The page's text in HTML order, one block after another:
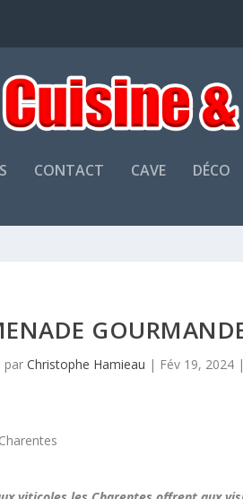
CONTACT CAVE DÉCO
par Christophe Hamieau | Fév 19, 2024|